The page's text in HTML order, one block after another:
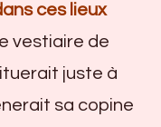
ces lieux
vestiaire de
juste à
sa copine